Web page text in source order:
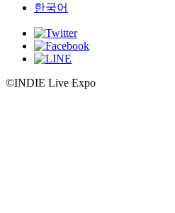
한국어
©INDIE Live Expo